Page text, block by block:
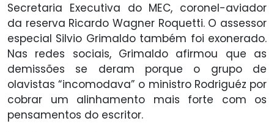
Secretaria Executiva do MEC, coronel-aviador
da reserva Ricardo Wagner Roquetti. O assessor
especial Silvio Grimaldo também foi exonerado.
Nas redes sociais, Grimaldo afirmou que as
demissões se deram porque o grupo de
olavistas “incomodava” o ministro Rodriguéz por
cobrar um alinhamento mais forte com os
pensamentos do escritor.